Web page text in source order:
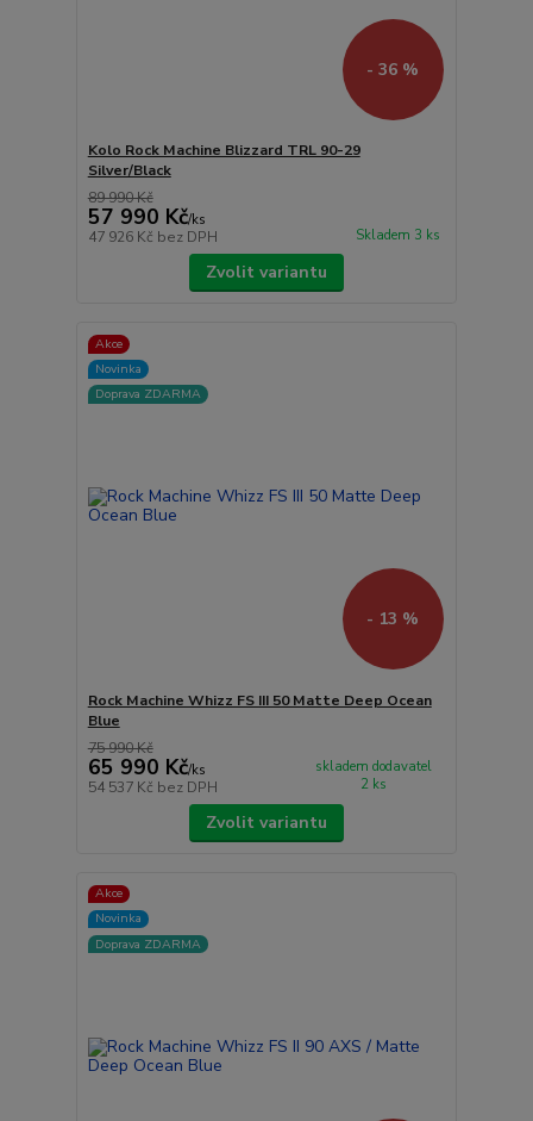
- 36 %
Kolo Rock Machine Blizzard TRL 90-29
Silver/Black
89 990 Kč
57 990 Kč/ks
47 926 Kč bez DPH Skladem 3 ks
Zvolit variantu
Akce
Novinka
Doprava ZDARMA
- 13 %
Rock Machine Whizz FS III 50 Matte Deep Ocean
Blue
75 990 Kč
65 990 Kč/ks
54 537 Kč bez DPH
skladem dodavatel
2 ks
Zvolit variantu
Akce
Novinka
Doprava ZDARMA